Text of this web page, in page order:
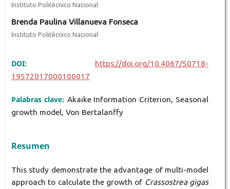
Instituto Politécnico Nacional
Brenda Paulina Villanueva Fonseca
Instituto Politécnico Nacional
DOI:
https://doi.org/10.4067/S0718-
19572017000100017
Palabras clave: Akaike Information Criterion, Seasonal
growth model, Von Bertalanffy
Resumen
This study demonstrate the advantage of multi-model
approach to calculate the growth of Crassostrea gigas